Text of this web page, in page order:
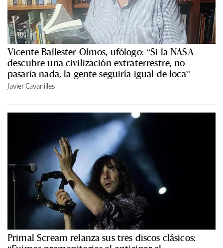
Vicente Ballester Olmos, ufólogo: “Si la NASA
descubre una civilización extraterrestre, no
pasaría nada, la gente seguiría igual de loca”
Javier Cavanilles
Primal Scream relanza sus tres discos clásicos: